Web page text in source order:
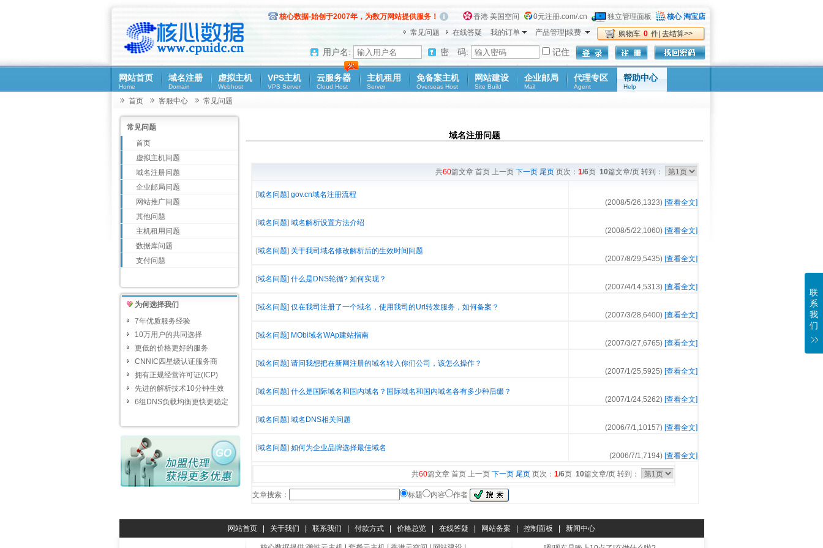
核心数据-始创于2007年，为数万网站提供服务！ 香港 美国空间 0元注册.com/.cn 独立管理面板
核心 淘宝店
常见问题
在线答疑 我的订单 产品管理|续费 购物车 0 件| 去结算>>
用户名: 密 码: 记住
网站首页
Home
域名注册
Domain
虚拟主机
Webhost
VPS主机
VPS Server
云服务器
Cloud Host
主机租用
Server
免备案主机
Overseas Host
网站建设
Site Build
企业邮局
Mail
代理专区
Agent
帮助中心
Help
首页 客服中心 常见问题
常见问题
首页
虚拟主机问题
域名注册问题
企业邮局问题
网站推广问题
其他问题
主机租用问题
数据库问题
支付问题
为何选择我们
7年优质服务经验
10万用户的共同选择
更低的价格更好的服务
CNNIC四星级认证服务商
拥有正规经营许可证(ICP)
先进的解析技术10分钟生效
6组DNS负载均衡更快更稳定
域名注册问题
共60篇文章 首页 上一页 下一页 尾页页次： 1/6页 10篇文章/页 转到：
[域名问题] gov.cn域名注册流程
(2008/5/26,1323) [查看全文]
[域名问题] 域名解析设置方法介绍
(2008/5/22,1060) [查看全文]
[域名问题] 关于我司域名修改解析后的生效时间问题
(2007/8/29,5435) [查看全文]
[域名问题] 什么是DNS轮循? 如何实现？
(2007/4/14,5313) [查看全文]
[域名问题] 仅在我司注册了一个域名，使用我司的Url转发服务，如何备案？
(2007/3/28,6400) [查看全文]
[域名问题] MObi域名WAp建站指南
(2007/3/27,6765) [查看全文]
[域名问题] 请问我想把在新网注册的域名转入你们公司，该怎么操作？
(2007/1/25,5925) [查看全文]
[域名问题] 什么是国际域名和国内域名？国际域名和国内域名各有多少种后缀？
(2007/1/24,5262) [查看全文]
[域名问题] 域名DNS相关问题
(2006/7/1,10157) [查看全文]
[域名问题] 如何为企业品牌选择最佳域名
(2006/7/1,7194) [查看全文]
共60篇文章 首页 上一页 下一页 尾页页次： 1/6页 10篇文章/页 转到：
文章搜索： 标题 内容 作者
联
系
我
们
网站首页 关于我们 联系我们 付款方式 价格总览 在线答疑 网站备案 控制面板 新闻中心